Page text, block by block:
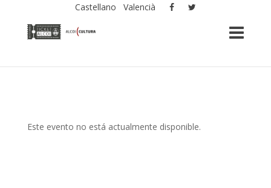
Castellano Valencià
Este evento no está actualmente disponible.